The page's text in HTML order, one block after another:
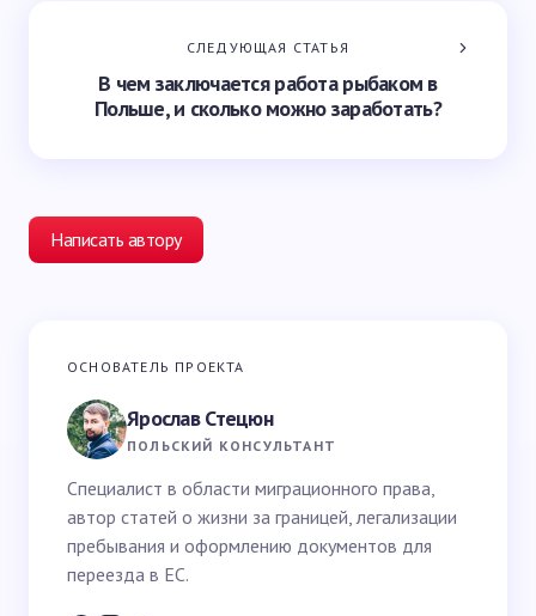
СЛЕДУЮЩАЯ СТАТЬЯ
В чем заключается работа рыбаком в
Польше, и сколько можно заработать?
Написать автору
Ваш адрес email не будет опубликован.
Ваше имя *
Email *
ОСНОВАТЕЛЬ ПРОЕКТА
Ярослав Стецюн
ПОЛЬСКИЙ КОНСУЛЬТАНТ
Специалист в области миграционного права,
автор статей о жизни за границей, легализации
пребывания и оформлению документов для
переезда в ЕС.